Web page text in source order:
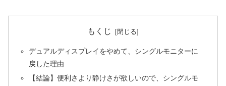
もくじ
デュアルディスプレイをやめて、シングルモニターに
戻した理由
【結論】便利さより静けさが欲しいので、シングルモ